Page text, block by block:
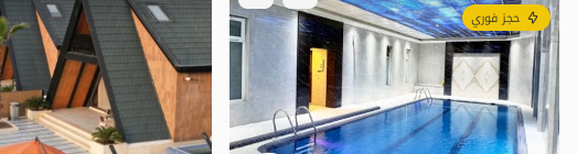
حجز فوري